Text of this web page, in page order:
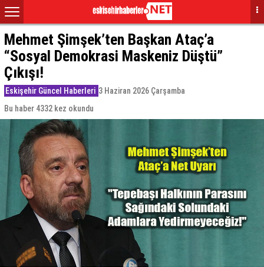
Mehmet Şimşek’ten Başkan Ataç’a
“Sosyal Demokrasi Maskeniz Düştü”
Çıkışı!
Eskişehir Güncel Haberleri 3 Haziran 2026 Çarşamba
Bu haber 4332 kez okundu